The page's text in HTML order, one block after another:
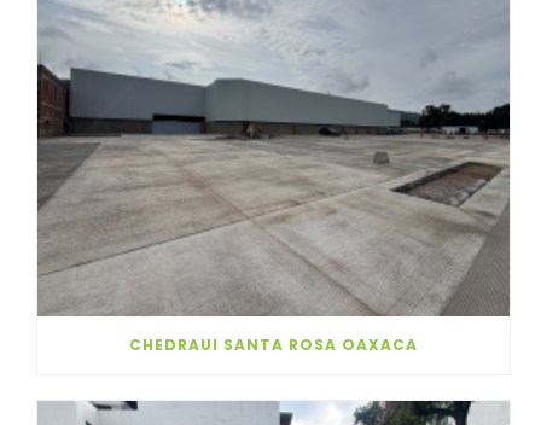
CHEDRAUI SANTA ROSA OAXACA